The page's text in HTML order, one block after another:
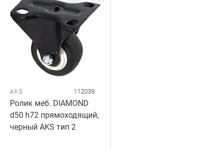
AKS 112039
Ролик меб. DIAMOND
d50 h72 прямоходящий,
черный AKS тип 2